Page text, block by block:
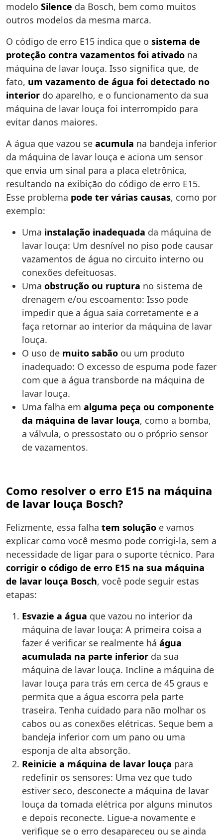
modelo Silence da Bosch, bem como muitos
outros modelos da mesma marca.
O código de erro E15 indica que o sistema de
proteção contra vazamentos foi ativado na
máquina de lavar louça. Isso significa que, de
fato, um vazamento de água foi detectado no
interior do aparelho, e o funcionamento da sua
máquina de lavar louça foi interrompido para
evitar danos maiores.
A água que vazou se acumula na bandeja inferior
da máquina de lavar louça e aciona um sensor
que envia um sinal para a placa eletrônica,
resultando na exibição do código de erro E15.
Esse problema pode ter várias causas, como por
exemplo:
Uma instalação inadequada da máquina de
lavar louça: Um desnível no piso pode causar
vazamentos de água no circuito interno ou
conexões defeituosas.
Uma obstrução ou ruptura no sistema de
drenagem e/ou escoamento: Isso pode
impedir que a água saia corretamente e a
faça retornar ao interior da máquina de lavar
louça.
O uso de muito sabão ou um produto
inadequado: O excesso de espuma pode fazer
com que a água transborde na máquina de
lavar louça.
Uma falha em alguma peça ou componente
da máquina de lavar louça, como a bomba,
a válvula, o pressostato ou o próprio sensor
de vazamentos.
Como resolver o erro E15 na máquina
de lavar louça Bosch?
Felizmente, essa falha tem solução e vamos
explicar como você mesmo pode corrigi-la, sem a
necessidade de ligar para o suporte técnico. Para
corrigir o código de erro E15 na sua máquina
de lavar louça Bosch, você pode seguir estas
etapas:
Esvazie a água que vazou no interior da
máquina de lavar louça: A primeira coisa a
fazer é verificar se realmente há água
acumulada na parte inferior da sua
máquina de lavar louça. Incline a máquina de
lavar louça para trás em cerca de 45 graus e
permita que a água escorra pela parte
traseira. Tenha cuidado para não molhar os
cabos ou as conexões elétricas. Seque bem a
bandeja inferior com um pano ou uma
esponja de alta absorção.
Reinicie a máquina de lavar louça para
redefinir os sensores: Uma vez que tudo
estiver seco, desconecte a máquina de lavar
louça da tomada elétrica por alguns minutos
e depois reconecte. Ligue-a novamente e
verifique se o erro desapareceu ou se ainda